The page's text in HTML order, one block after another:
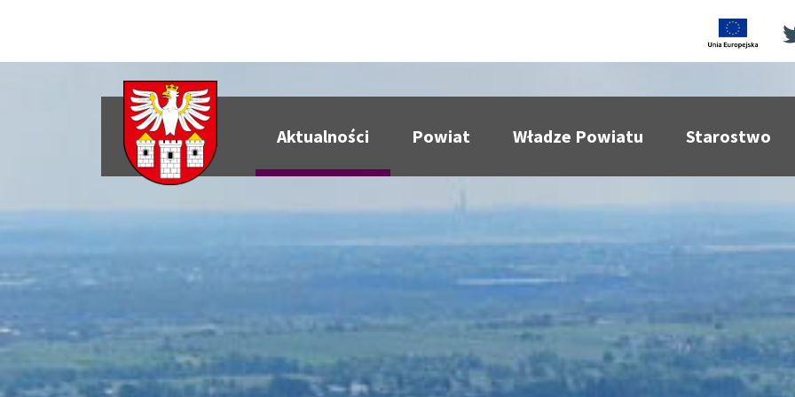
Aktualności pokaż podmenu dla
Powiat pokaż podmenu dla
Władze Powiatu pokaż
Starostwo